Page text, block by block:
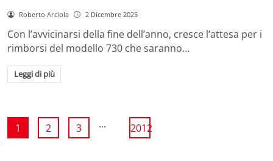
Roberto Arciola 2 Dicembre 2025
Con l’avvicinarsi della fine dell’anno, cresce l’attesa per i
rimborsi del modello 730 che saranno…
Leggi di più
1 2 3 ... 2012